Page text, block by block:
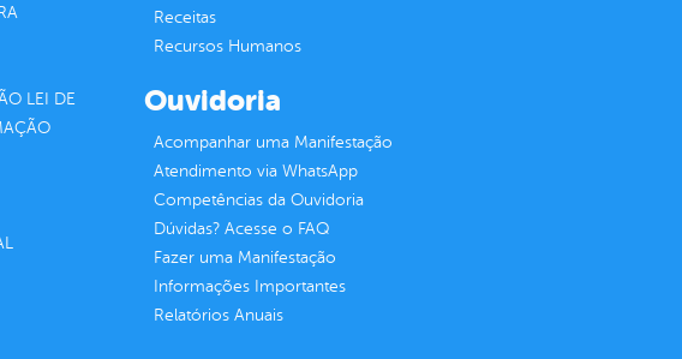
LEI DE
Receitas
Recursos Humanos
Ouvidoria
Acompanhar uma Manifestação
Atendimento via WhatsApp
Competências da Ouvidoria
Dúvidas? Acesse o FAQ
Fazer uma Manifestação
Informações Importantes
Relatórios Anuais